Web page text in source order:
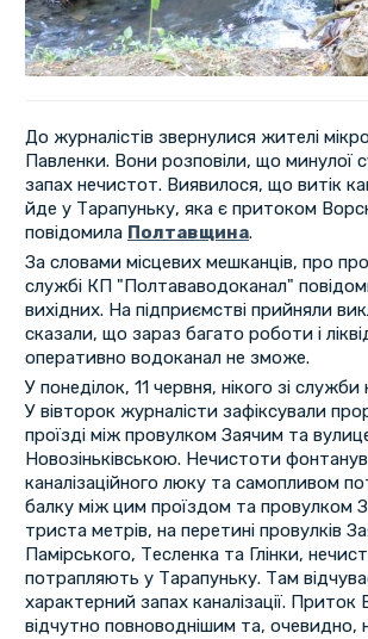
До журналістів звернулися жителі
Павленки. Вони розповіли, що минулої
запах нечистот. Виявилося, що витік
йде у Тарапуньку, яка є притоком
повідомила Полтавщина.
За словами місцевих мешканців, про
службі КП "Полтававодоканал"
вихідних. На підприємстві прийняли
сказали, що зараз багато роботи і
оперативно водоканал не зможе.
У понеділок, 11 червня, нікого зі служби
У вівторок журналісти зафіксували
проїзді між провулком Заячим та
Новозіньківською. Нечистоти
каналізаційного люку та самопливом
балку між цим проїздом та провулком
триста метрів, на перетині провулків
Памірського, Тесленка та Глінки,
потрапляють у Тарапуньку. Там
характерний запах каналізації. Приток
відчутно повноводнішим та, очевидно,